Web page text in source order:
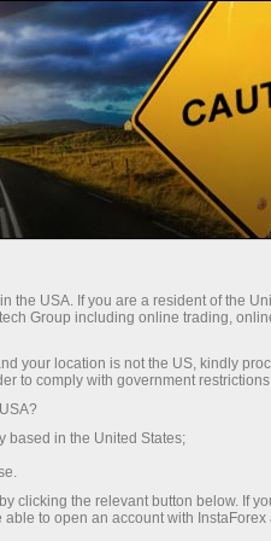
আপনি সত্যিকারের
ও কমিশন এবং
সুবিধাজনক
পাওয়া যায়
the USA. If you are a resident of the
Group including online trading,
your location is not the US, kindly
to comply with government
based in the United States;
clicking the relevant button below. If
to open an account with InstaForex